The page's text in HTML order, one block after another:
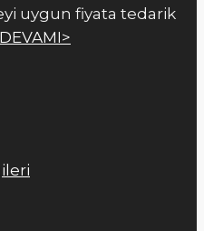
uygun fiyata tedarik
DEVAMI>